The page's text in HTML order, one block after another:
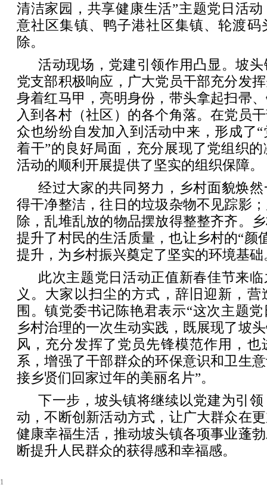
清洁家园，共享健康生活”主题党日活
意社区集镇、鸭子港社区集镇、轮渡码
除。
活动现场，党建引领作用凸显。坡
党支部积极响应，广大党员干部充分发
身着红马甲，亮明身份，带头拿起扫帚
入到各村（社区）的各个角落。在党员
众也纷纷自发加入到活动中来，形成了
着干”的良好局面，充分展现了党组织
活动的顺利开展提供了坚实的组织保障。
经过大家的共同努力，乡村面貌焕
得干净整洁，往日的垃圾杂物不见踪影
除，乱堆乱放的物品摆放得整整齐齐。
提升了村民的生活质量，也让乡村的“颜
提升，为乡村振兴奠定了坚实的环境基础
此次主题党日活动正值新春佳节来
义。大家以扫尘的方式，辞旧迎新，
围。镇党委书记陈艳君表示“这次主题
乡村治理的一次生动实践，既展现了坡
风，充分发挥了党员先锋模范作用，
系，增强了干部群众的环保意识和卫生
接乡贤们回家过年的美丽名片”。
下一步，坡头镇将继续以党建为引
动，不断创新活动方式，让广大群众在
健康幸福生活，推动坡头镇各项事业蓬
断提升人民群众的获得感和幸福感。
1